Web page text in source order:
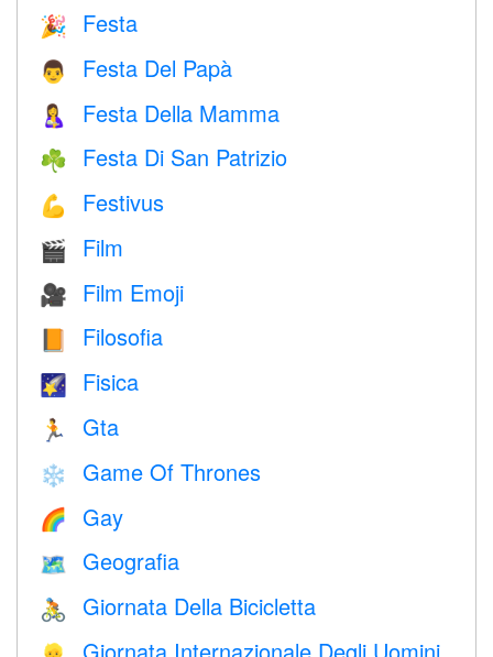
🎉 Festa
👨 Festa Del Papà
🤱 Festa Della Mamma
☘️ Festa Di San Patrizio
💪 Festivus
🎬 Film
🎥 Film Emoji
📙 Filosofia
🌠 Fisica
🏃 Gta
❄️ Game Of Thrones
🌈 Gay
🗺 Geografia
🚴 Giornata Della Bicicletta